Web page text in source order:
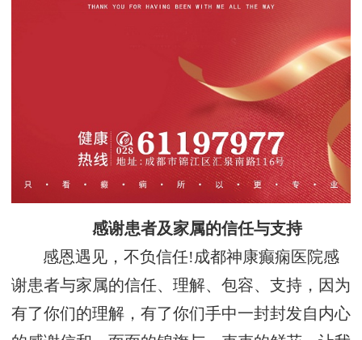
感谢患者及家属的信任与支持
感恩遇见，不负信任!成都神康癫痫医院感
谢患者与家属的信任、理解、包容、支持，因为
有了你们的理解，有了你们手中一封封发自内心